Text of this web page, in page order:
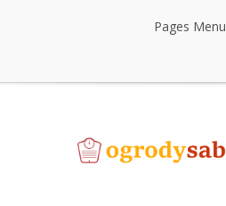
Pages Menu